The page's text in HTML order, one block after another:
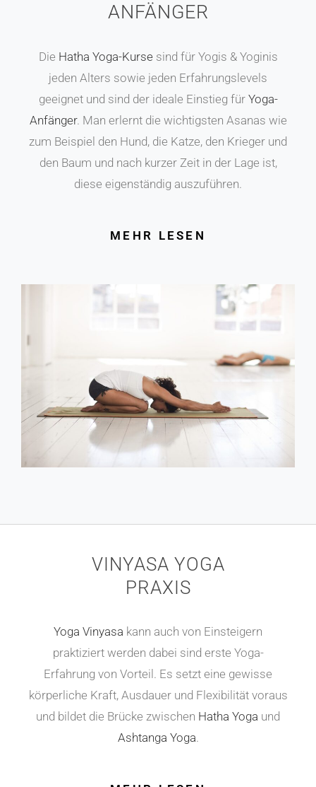
ANFÄNGER
Die Hatha Yoga-Kursesind für Yogis & Yoginis
jeden Alters sowie jeden Erfahrungslevels
geeignet und sind der ideale Einstieg für Yoga-
Anfänger. Man erlernt die wichtigsten Asanas wie
zum Beispiel den Hund, die Katze, den Krieger und
den Baum und nach kurzer Zeit in der Lage ist,
diese eigenständig auszuführen.
MEHR LESEN
VINYASA YOGA
PRAXIS
Yoga Vinyasa kann auch von Einsteigern
praktiziert werden dabei sind erste Yoga-
Erfahrung von Vorteil. Es setzt eine gewisse
körperliche Kraft, Ausdauer und Flexibilität voraus
und bildet die Brücke zwischen Hatha Yoga und
Ashtanga Yoga.